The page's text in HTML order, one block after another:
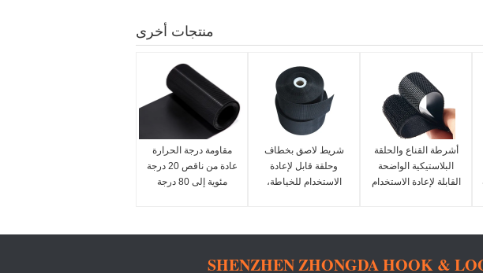
منتجات أخرى
مقاومة درجة الحرارة
عادة من ناقص 20 درجة
مئوية إلى 80 درجة
شريط لاصق بخطاف
وحلقة قابل لإعادة
الاستخدام للخياطة،
أشرطة القناع والحلقة
البلاستيكية الواضحة
القابلة لإعادة الاستخدام
SHENZHEN ZHONGDA HOOK &